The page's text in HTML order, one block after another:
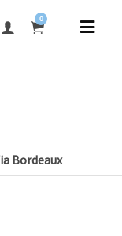
0
Bordeaux